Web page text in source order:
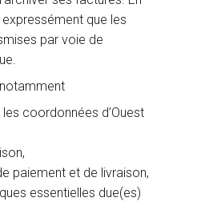
que les
par voie de
les coordonnées d’Ouest
paiement et de livraison,
essentielles due(es)